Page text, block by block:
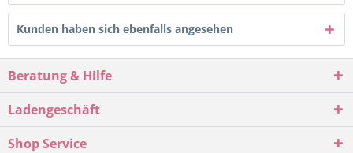
Kunden haben sich ebenfalls angesehen
Beratung & Hilfe
Ladengeschäft
Shop Service